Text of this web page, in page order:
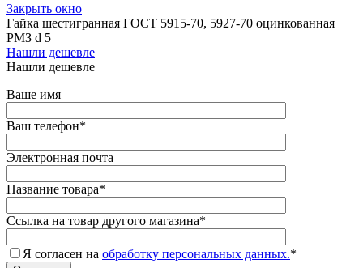
Закрыть окно
Гайка шестигранная ГОСТ 5915-70, 5927-70 оцинкованная
РМЗ d 5
Нашли дешевле
Нашли дешевле
Ваше имя
Ваш телефон*
Электронная почта
Название товара*
Ссылка на товар другого магазина*
Я согласен на обработку персональных данных.*